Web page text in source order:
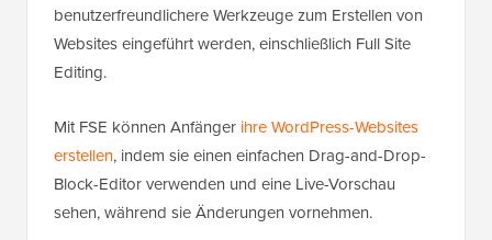
benutzerfreundlichere Werkzeuge zum Erstellen von
Websites eingeführt werden, einschließlich Full Site
Editing.
Mit FSE können Anfänger ihre WordPress-Websites
erstellen, indem sie einen einfachen Drag-and-Drop-
Block-Editor verwenden und eine Live-Vorschau
sehen, während sie Änderungen vornehmen.